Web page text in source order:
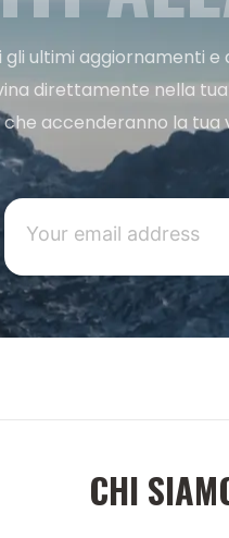
gli ultimi aggiornamenti
direttamente nella
accenderanno la tua
CHI